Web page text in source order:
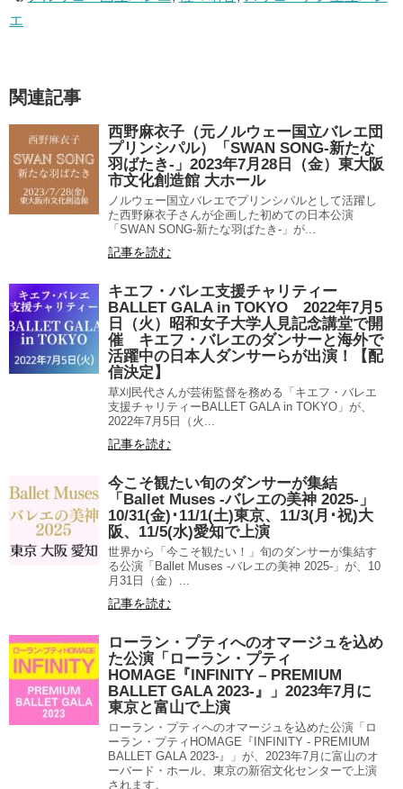
エ
関連記事
西野麻衣子（元ノルウェー国立バレエ団
プリンシパル）「SWAN SONG-新たな
羽ばたき-」2023年7月28日（金）東大阪
市文化創造館 大ホール
ノルウェー国立バレエでプリンシパルとして活躍し
た西野麻衣子さんが企画した初めての日本公演
「SWAN SONG-新たな羽ばたき-」が...
記事を読む
キエフ・バレエ支援チャリティー
BALLET GALA in TOKYO 2022年7月5
日（火）昭和女子大学人見記念講堂で開
催 キエフ・バレエのダンサーと海外で
活躍中の日本人ダンサーらが出演！【配
信決定】
草刈民代さんが芸術監督を務める「キエフ・バレエ
支援チャリティーBALLET GALA in TOKYO」が、
2022年7月5日（火...
記事を読む
今こそ観たい旬のダンサーが集結
「Ballet Muses -バレエの美神 2025-」
10/31(金)･11/1(土)東京、11/3(月･祝)大
阪、11/5(水)愛知で上演
世界から「今こそ観たい！」旬のダンサーが集結す
る公演「Ballet Muses -バレエの美神 2025-」が、10
月31日（金）...
記事を読む
ローラン・プティへのオマージュを込め
た公演「ローラン・プティ
HOMAGE『INFINITY – PREMIUM
BALLET GALA 2023-』」2023年7月に
東京と富山で上演
ローラン・プティへのオマージュを込めた公演「ロ
ーラン・プティHOMAGE『INFINITY - PREMIUM
BALLET GALA 2023-』」が、2023年7月に富山のオ
ーバード・ホール、東京の新宿文化センターで上演
されます。